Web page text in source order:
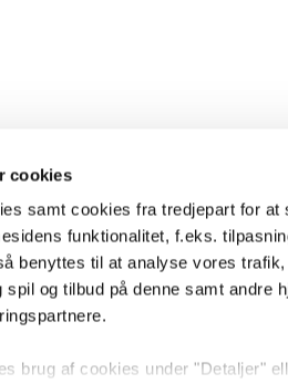
cookies
samt cookies fra tredjepart for
funktionalitet, f.eks.
benyttes til at analyse vores
og tilbud på denne samt andre
brug af cookies under "Detaljer"